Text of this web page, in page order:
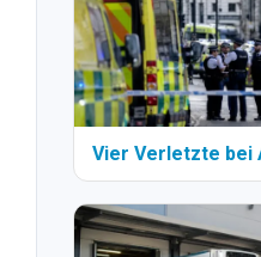
Vier Verletzte bei